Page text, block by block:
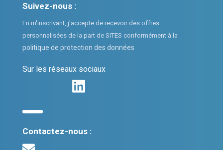
Suivez-nous :
En m'inscrivant, j'accepte de recevoir des offres
personnalisées de la part de SITES conformément à la
politique de protection des données
Sur les réseaux sociaux
Contactez-nous :